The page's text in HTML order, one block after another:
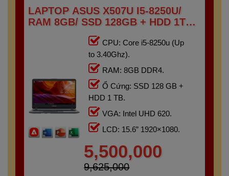
LAPTOP ASUS X507U I5-8250U/
RAM 8GB/ SSD 128GB + HDD 1TB
CPU: Core i5-8250u (Up
to 3.40Ghz).
RAM: 8GB DDR4.
Ổ Cứng: SSD 128 GB +
HDD 1 TB.
VGA: Intel UHD 620.
LCD: 15.6” 1920×1080.
5,500,000
9,625,000